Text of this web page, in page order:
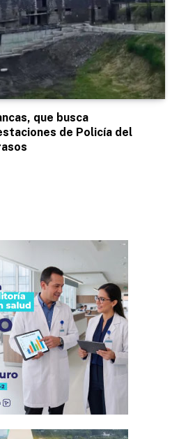
que busca
de Policía del